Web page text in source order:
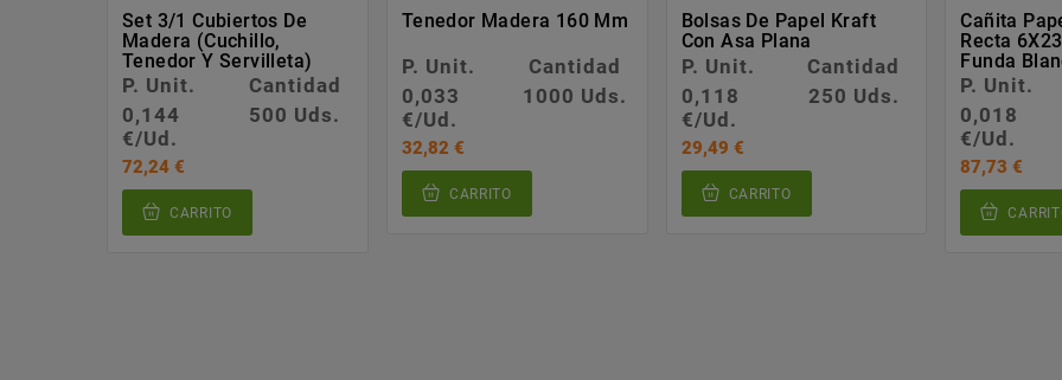
Set 3/1 Cubiertos De
Madera (cuchillo,
Tenedor Y Servilleta)
P. Unit.
Cantidad
0,144
€/Ud.
500 Uds.
72,24 €
CARRITO
Tenedor Madera 160 Mm
P. Unit.
Cantidad
0,033
€/Ud.
1000 Uds.
32,82 €
CARRITO
Bolsas De Papel Kraft
Con Asa Plana
P. Unit.
Cantidad
0,118
€/Ud.
250 Uds.
29,49 €
CARRITO
Cañita
Recta
Funda
P. Unit.
0,018
€/Ud.
87,73 €